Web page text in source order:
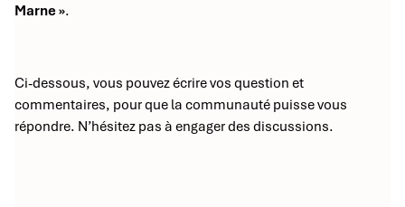
Marne ».
Ci-dessous, vous pouvez écrire vos question et
commentaires, pour que la communauté puisse vous
répondre. N’hésitez pas à engager des discussions.